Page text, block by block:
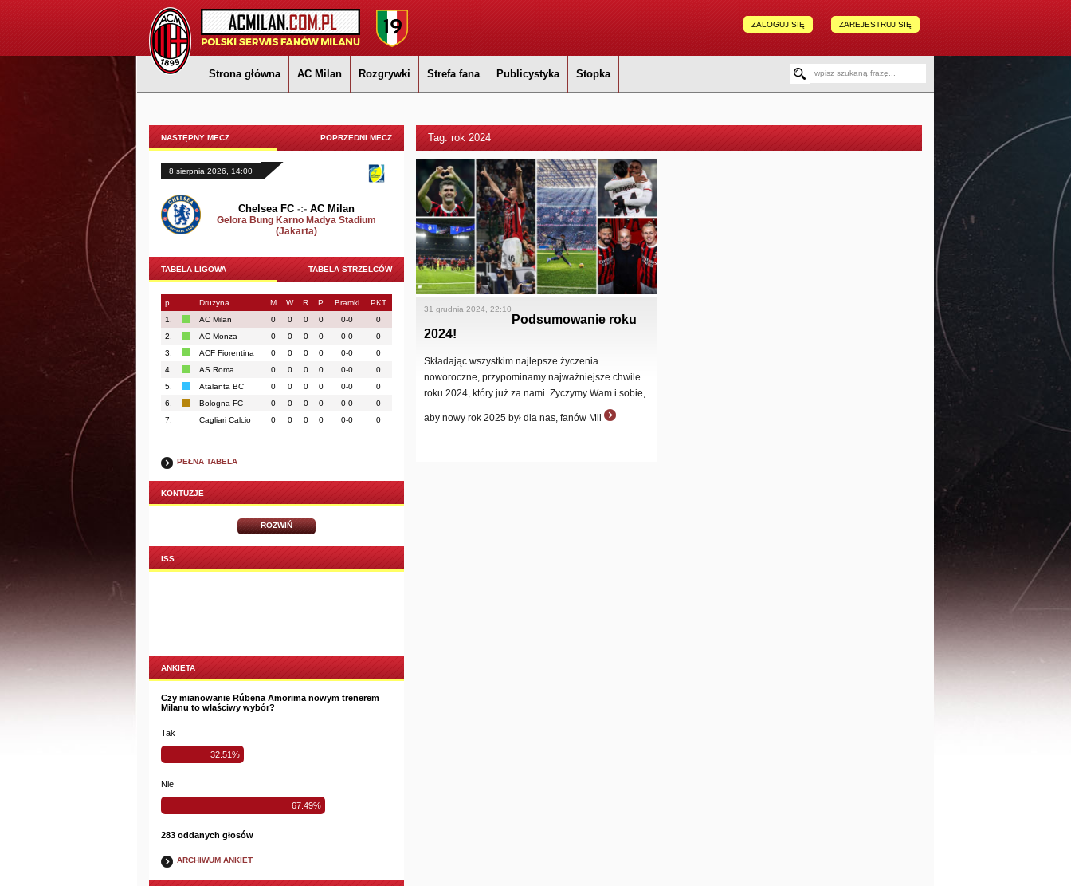
ZAREJESTRUJ SIĘ
ZALOGUJ SIĘ
Strona główna AC Milan Rozgrywki Strefa fana Publicystyka Stopka
NASTĘPNY MECZ POPRZEDNI MECZ
8 sierpnia 2026, 14:00
Chelsea FC -:- AC Milan
Gelora Bung Karno Madya Stadium
(Jakarta)
TABELA LIGOWA TABELA STRZELCÓW
p. Drużyna M W R P Bramki
PKT
1.
AC Milan 0 0 0 0 0-0
0
2.
AC Monza 0 0 0 0 0-0
0
3.
ACF Fiorentina 0 0 0 0 0-0
0
4.
AS Roma 0 0 0 0 0-0
0
5.
Atalanta BC 0 0 0 0 0-0
0
6.
Bologna FC 0 0 0 0 0-0
0
7.
Cagliari Calcio 0 0 0 0 0-0 0
PEŁNA TABELA
KONTUZJE
ROZWIŃ
ISS
ANKIETA
Czy mianowanie Rúbena Amorima nowym trenerem
Milanu to właściwy wybór?
Tak
32.51%
Nie
67.49%
283 oddanych głosów
ARCHIWUM ANKIET
Tag: rok 2024
31 grudnia 2024, 22:10
Podsumowanie roku
2024!
Składając wszystkim najlepsze życzenia
noworoczne, przypominamy najważniejsze chwile
roku 2024, który już za nami. Życzymy Wam i sobie,
aby nowy rok 2025 był dla nas, fanów Mil